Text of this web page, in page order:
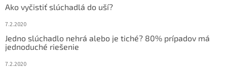
Ako vyčistiť slúchadlá do uší?
7.2.2020
Jedno slúchadlo nehrá alebo je tiché? 80% prípadov má
jednoduché riešenie
7.2.2020